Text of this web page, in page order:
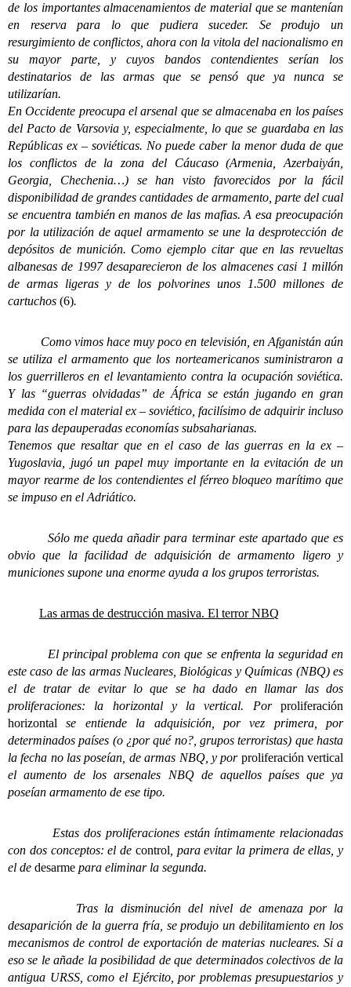
de los importantes almacenamientos de material que se mantenían
en reserva para lo que pudiera suceder. Se produjo un
resurgimiento de conflictos, ahora con la vitola del nacionalismo en
su mayor parte, y cuyos bandos contendientes serían los
destinatarios de las armas que se pensó que ya nunca se
utilizarían.
En Occidente preocupa el arsenal que se almacenaba en los países
del Pacto de Varsovia y, especialmente, lo que se guardaba en las
Repúblicas ex – soviéticas. No puede caber la menor duda de que
los conflictos de la zona del Cáucaso (Armenia, Azerbaiyán,
Georgia, Chechenia…) se han visto favorecidos por la fácil
disponibilidad de grandes cantidades de armamento, parte del cual
se encuentra también en manos de las mafias. A esa preocupación
por la utilización de aquel armamento se une la desprotección de
depósitos de munición. Como ejemplo citar que en las revueltas
albanesas de 1997 desaparecieron de los almacenes casi 1 millón
de armas ligeras y de los polvorines unos 1.500 millones de
cartuchos (6).
Como vimos hace muy poco en televisión, en Afganistán aún
se utiliza el armamento que los norteamericanos suministraron a
los guerrilleros en el levantamiento contra la ocupación soviética.
Y las “guerras olvidadas” de África se están jugando en gran
medida con el material ex – soviético, facilísimo de adquirir incluso
para las depauperadas economías subsaharianas.
Tenemos que resaltar que en el caso de las guerras en la ex –
Yugoslavia, jugó un papel muy importante en la evitación de un
mayor rearme de los contendientes el férreo bloqueo marítimo que
se impuso en el Adriático.
Sólo me queda añadir para terminar este apartado que es
obvio que la facilidad de adquisición de armamento ligero y
municiones supone una enorme ayuda a los grupos terroristas.
Las armas de destrucción masiva. El terror NBQ
El principal problema con que se enfrenta la seguridad en
este caso de las armas Nucleares, Biológicas y Químicas (NBQ) es
el de tratar de evitar lo que se ha dado en llamar las dos
proliferaciones: la horizontal y la vertical. Por proliferación
horizontalse entiende la adquisición, por vez primera, por
determinados países (o ¿por qué no?, grupos terroristas) que hasta
la fecha no las poseían, de armas NBQ, y por proliferación vertical
el aumento de los arsenales NBQ de aquellos países que ya
poseían armamento de ese tipo.
Estas dos proliferaciones están íntimamente relacionadas
con dos conceptos: el de control , para evitar la primera de ellas, y
el de desarme para eliminar la segunda.
Tras la disminución del nivel de amenaza por la
desaparición de la guerra fría, se produjo un debilitamiento en los
mecanismos de control de exportación de materias nucleares. Si a
eso se le añade la posibilidad de que determinados colectivos de la
antigua URSS, como el Ejército, por problemas presupuestarios y